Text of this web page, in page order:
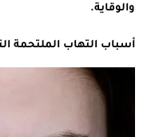
والوقاية.
أسباب التهاب الملتحمة